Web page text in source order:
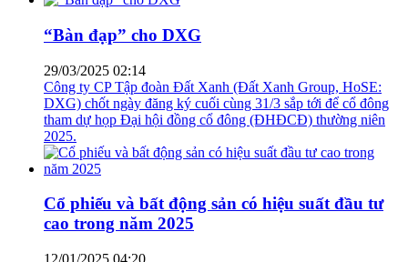
“Bàn đạp” cho DXG
29/03/2025 02:14
Công ty CP Tập đoàn Đất Xanh (Đất Xanh Group, HoSE:
DXG) chốt ngày đăng ký cuối cùng 31/3 sắp tới để cổ đông
tham dự họp Đại hội đồng cổ đông (ĐHĐCĐ) thường niên
2025.
Cổ phiếu và bất động sản có hiệu suất đầu tư
cao trong năm 2025